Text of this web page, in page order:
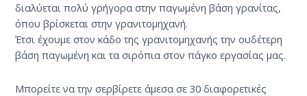
διαλύεται πολύ γρήγορα στην παγωμένη βάση γρανίτας,
όπου βρίσκεται στην γρανιτομηχανή.
Έτσι έχουμε στον κάδο της γρανιτομηχανής την ουδέτερη
βάση παγωμένη και τα σιρόπια στον πάγκο εργασίας μας.
Μπορείτε να την σερβίρετε άμεσα σε 30 διαφορετικές